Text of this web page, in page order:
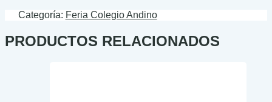
Categoría: Feria Colegio Andino
PRODUCTOS RELACIONADOS